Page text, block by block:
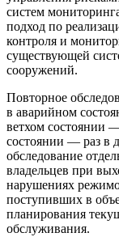
систем
подход по
контроля и
существующей
сооружений.
Повторное
в аварийном
ветхом состоянии
состоянии — раз в
обследование
владельцев при
нарушениях
поступивших в
планирования
обслуживания.